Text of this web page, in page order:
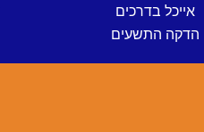
אייכל בדרכים
הדקה התשעים